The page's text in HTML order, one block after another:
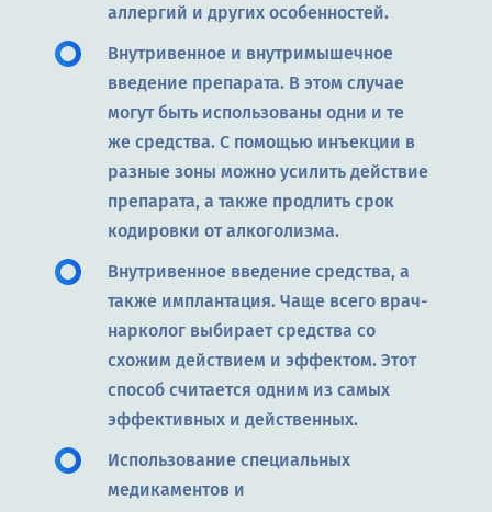
аллергий и других особенностей.
Внутривенное и внутримышечное
введение препарата. В этом случае
могут быть использованы одни и те
же средства. С помощью инъекции в
разные зоны можно усилить действие
препарата, а также продлить срок
кодировки от алкоголизма.
Внутривенное введение средства, а
также имплантация. Чаще всего врач-
нарколог выбирает средства со
схожим действием и эффектом. Этот
способ считается одним из самых
эффективных и действенных.
Использование специальных
медикаментов и